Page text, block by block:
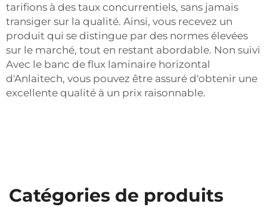
tarifions à des taux concurrentiels, sans jamais
transiger sur la qualité. Ainsi, vous recevez un
produit qui se distingue par des normes élevées
sur le marché, tout en restant abordable. Non suivi
Avec le banc de flux laminaire horizontal
d'Anlaitech, vous pouvez être assuré d'obtenir une
excellente qualité à un prix raisonnable.
Catégories de produits